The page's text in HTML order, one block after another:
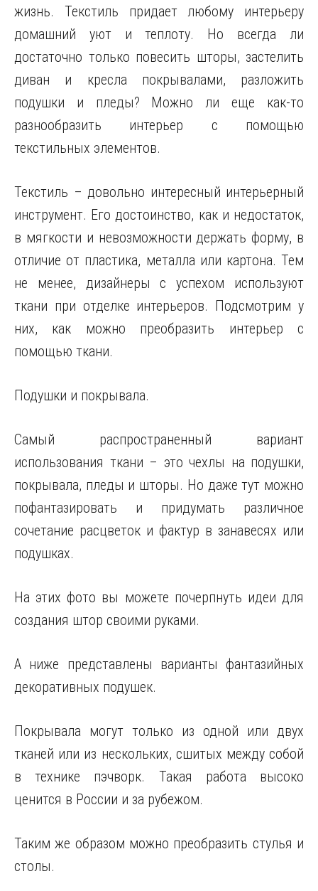
жизнь. Текстиль придает любому интерьеру
домашний уют и теплоту. Но всегда ли
достаточно только повесить шторы, застелить
диван и кресла покрывалами, разложить
подушки и пледы? Можно ли еще как-то
разнообразить интерьер с помощью
текстильных элементов.
Текстиль – довольно интересный интерьерный
инструмент. Его достоинство, как и недостаток,
в мягкости и невозможности держать форму, в
отличие от пластика, металла или картона. Тем
не менее, дизайнеры с успехом используют
ткани при отделке интерьеров. Подсмотрим у
них, как можно преобразить интерьер с
помощью ткани.
Подушки и покрывала.
Самый распространенный вариант
использования ткани – это чехлы на подушки,
покрывала, пледы и шторы. Но даже тут можно
пофантазировать и придумать различное
сочетание расцветок и фактур в занавесях или
подушках.
На этих фото вы можете почерпнуть идеи для
создания штор своими руками.
А ниже представлены варианты фантазийных
декоративных подушек.
Покрывала могут только из одной или двух
тканей или из нескольких, сшитых между собой
в технике пэчворк. Такая работа высоко
ценится в России и за рубежом.
Таким же образом можно преобразить стулья и
столы.